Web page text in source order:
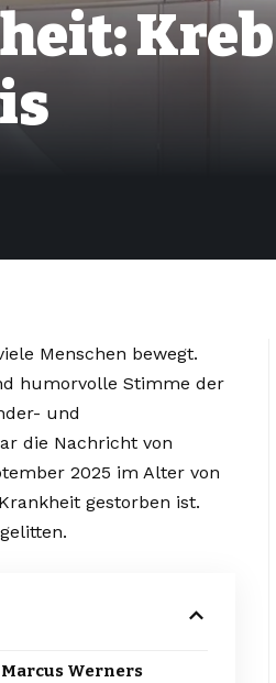
Menschen bewegt.
humorvolle Stimme der
und
die Nachricht von
2025 im Alter von
gestorben ist.
Marcus Werners